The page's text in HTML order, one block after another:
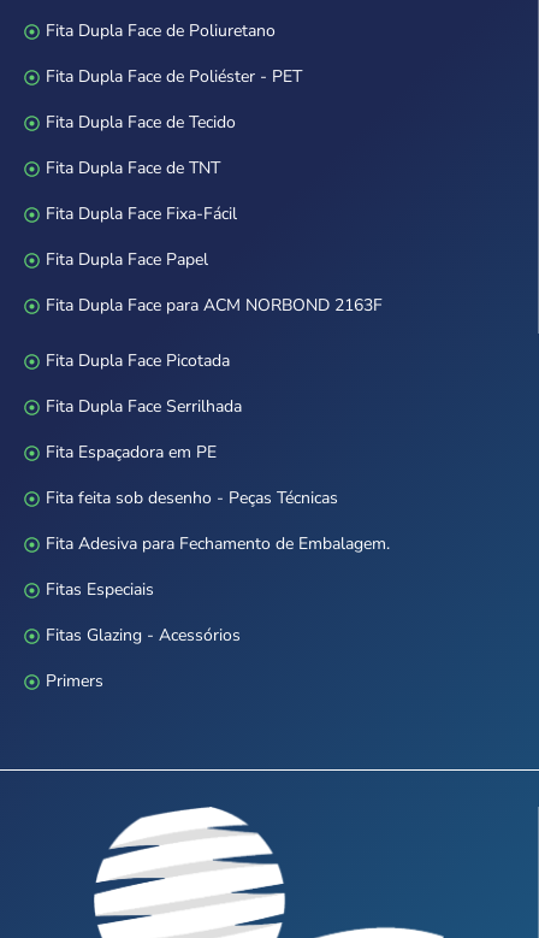
Fita Dupla Face de Poliuretano
Fita Dupla Face de Poliéster - PET
Fita Dupla Face de Tecido
Fita Dupla Face de TNT
Fita Dupla Face Fixa-Fácil
Fita Dupla Face Papel
Fita Dupla Face para ACM NORBOND 2163F
Fita Dupla Face Picotada
Fita Dupla Face Serrilhada
Fita Espaçadora em PE
Fita feita sob desenho - Peças Técnicas
Fita Adesiva para Fechamento de Embalagem.
Fitas Especiais
Fitas Glazing - Acessórios
Primers